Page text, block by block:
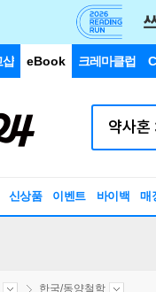
샵 eBook 크레마클럽
신상품 이벤트 바이백 매
한국/동양철학